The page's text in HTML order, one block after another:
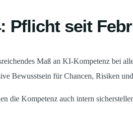
Pflicht seit
Maß an KI-Kompetenz bei
Bewusstsein für Chancen, Risiken
die Kompetenz auch intern